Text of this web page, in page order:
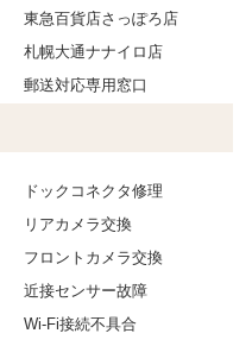
東急百貨店さっぽろ店
札幌大通ナナイロ店
郵送対応専用窓口
ドックコネクタ修理
リアカメラ交換
フロントカメラ交換
近接センサー故障
Wi-Fi接続不具合